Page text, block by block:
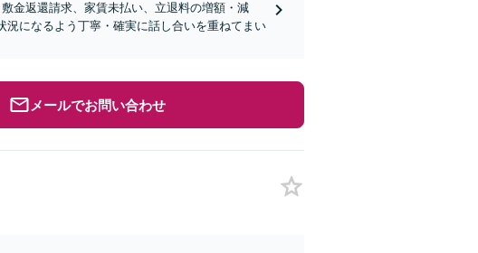
金返還請求、家賃未払い、立退料の増額・減
になるよう丁寧・確実に話し合いを重ねてまい
メールでお問い合わせ